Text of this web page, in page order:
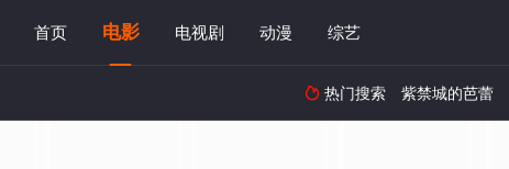
首页 电影 电视剧 动漫 综艺
 热门搜索 紫禁城的芭蕾